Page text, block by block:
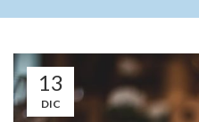
13
DIC